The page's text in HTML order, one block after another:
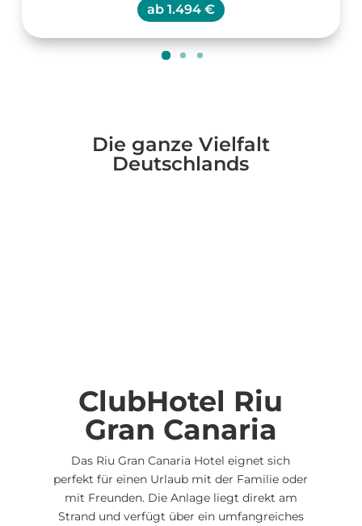
ab 1.494 €
Die ganze Vielfalt
Deutschlands
ClubHotel Riu
Gran Canaria
Das Riu Gran Canaria Hotel eignet sich
perfekt für einen Urlaub mit der Familie oder
mit Freunden. Die Anlage liegt direkt am
Strand und verfügt über ein umfangreiches